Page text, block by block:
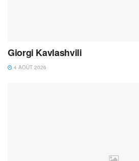
Giorgi Kavlashvili
4 AOÛT 2026